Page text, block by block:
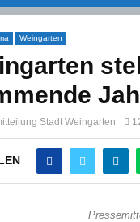
Weingarten
Stadt Weingarten